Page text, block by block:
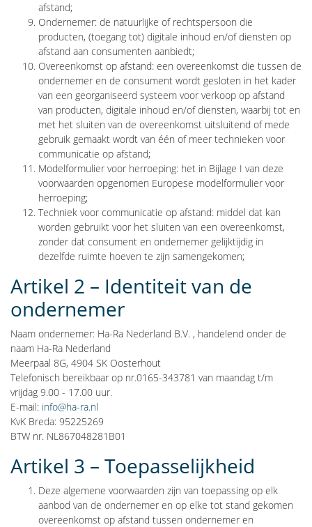
afstand;
Ondernemer: de natuurlijke of rechtspersoon die
producten, (toegang tot) digitale inhoud en/of diensten op
afstand aan consumenten aanbiedt;
Overeenkomst op afstand: een overeenkomst die tussen de
ondernemer en de consument wordt gesloten in het kader
van een georganiseerd systeem voor verkoop op afstand
van producten, digitale inhoud en/of diensten, waarbij tot en
met het sluiten van de overeenkomst uitsluitend of mede
gebruik gemaakt wordt van één of meer technieken voor
communicatie op afstand;
Modelformulier voor herroeping: het in Bijlage I van deze
voorwaarden opgenomen Europese modelformulier voor
herroeping;
Techniek voor communicatie op afstand: middel dat kan
worden gebruikt voor het sluiten van een overeenkomst,
zonder dat consument en ondernemer gelijktijdig in
dezelfde ruimte hoeven te zijn samengekomen;
Artikel 2 – Identiteit van de
ondernemer
Naam ondernemer: Ha-Ra Nederland B.V. , handelend onder de
naam Ha-Ra Nederland
Meerpaal 8G, 4904 SK Oosterhout
Telefonisch bereikbaar op nr.0165-343781 van maandag t/m
vrijdag 9.00 - 17.00 uur.
E-mail: info@ha-ra.nl
KvK Breda: 95225269
BTW nr. NL867048281B01
Artikel 3 – Toepasselijkheid
Deze algemene voorwaarden zijn van toepassing op elk
aanbod van de ondernemer en op elke tot stand gekomen
overeenkomst op afstand tussen ondernemer en